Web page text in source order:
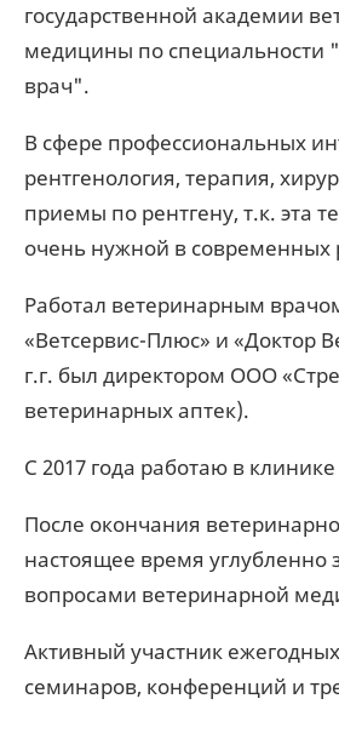
государственной академии
медицины по специальности
врач".
В сфере профессиональных
рентгенология, терапия,
приемы по рентгену, т.к. эта
очень нужной в современных
Работал ветеринарным
«Ветсервис-Плюс» и «Доктор
г.г. был директором ООО
ветеринарных аптек).
С 2017 года работаю в
После окончания
настоящее время углубленно
вопросами ветеринарной
Активный участник
семинаров, конференций и